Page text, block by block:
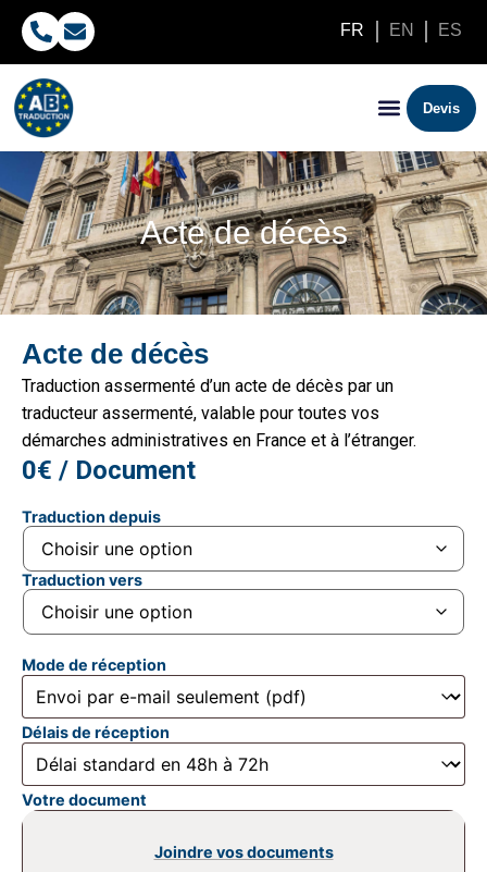
FR EN ES
Devis
Acte de décès
Acte de décès
Traduction assermenté d’un acte de décès par un
traducteur assermenté, valable pour toutes vos
démarches administratives en France et à l’étranger.
0€
Traduction depuis
Traduction vers
Mode de réception
Délais de réception
Votre document
Joindre vos documents